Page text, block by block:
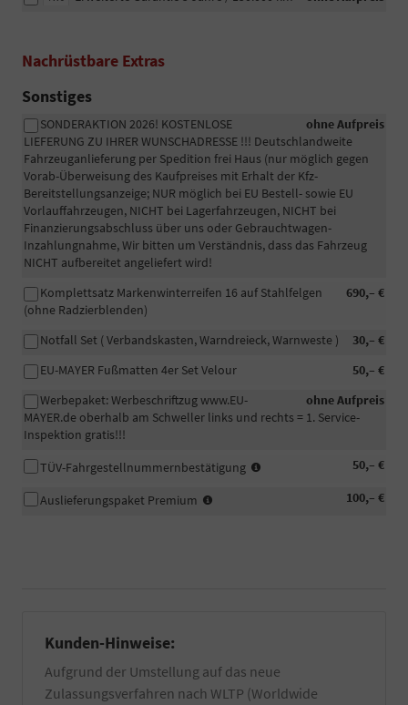
Nachrüstbare Extras
Sonstiges
ohne Aufpreis
SONDERAKTION 2026! KOSTENLOSE
LIEFERUNG ZU IHRER WUNSCHADRESSE !!! Deutschlandweite
Fahrzeuganlieferung per Spedition frei Haus (nur möglich gegen
Vorab-Überweisung des Kaufpreises mit Erhalt der Kfz-
Bereitstellungsanzeige; NUR möglich bei EU Bestell- sowie EU
Vorlauffahrzeugen, NICHT bei Lagerfahrzeugen, NICHT bei
Finanzierungsabschluss über uns oder Gebrauchtwagen-
Inzahlungnahme, Wir bitten um Verständnis, dass das Fahrzeug
NICHT aufbereitet angeliefert wird!
690,– €
Komplettsatz Markenwinterreifen 16 auf Stahlfelgen
(ohne Radzierblenden)
30,– €
Notfall Set ( Verbandskasten, Warndreieck, Warnweste )
50,– €
EU-MAYER Fußmatten 4er Set Velour
ohne Aufpreis
Werbepaket: Werbeschriftzug www.EU-
MAYER.de oberhalb am Schweller links und rechts = 1. Service-
Inspektion gratis!!!
50,– €
TÜV-Fahrgestellnummernbestätigung
die
Zulassung
100,– €
Auslieferungspaket Premium
Betrieb
zusätzlich
Kunden-Hinweise:
Aufgrund der Umstellung auf das neue
Zulassungsverfahren nach WLTP (Worldwide